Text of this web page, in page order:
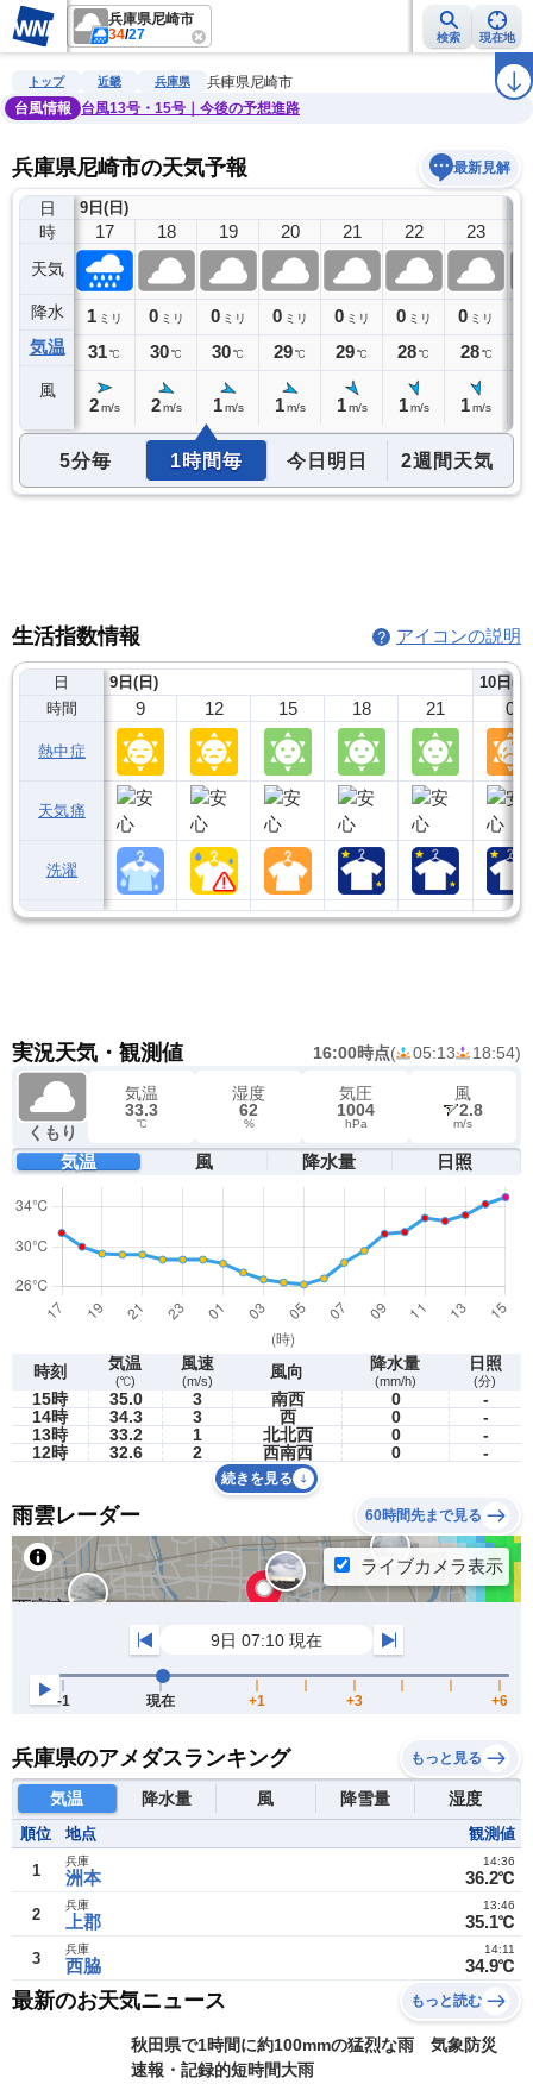
兵庫県尼崎市
34/27 検索 現在地
雨雲レーダー 台風情報 地震情報 ラ
トップ 近畿 兵庫県
兵庫県尼崎市
台風情報
台風13号・15号｜今後の予想進路
兵庫県尼崎市の天気予報 最新見解
日
時
天気
降水
気温
風
9日(日)
16
1ミリ
32℃
17
1 ミリ
31℃
2 m/s
18
0 ミリ
30℃
2 m/s
19
0 ミリ
30℃
1 m/s
20
0 ミリ
29℃
1 m/s
21
0 ミリ
29℃
1 m/s
22
0 ミリ
28℃
1 m/s
23
0 ミリ
28 ℃
1m/s
5分毎 1時間毎 今日明日 2週間天気
生活指数情報 アイコンの説明
日
時間
熱中症
天気痛
洗濯
9日(日)
9 12 15 18 21
10日(
0
実況天気・観測値 16:00時点( 05:13 18:54)
くもり
気温
33.3
℃
湿度
62
%
気圧
1004
hPa
風
2.8
m/s
気温 風 降水量 日照
時刻 気温
(℃)
風速
(m/s) 風向 降水量
(mm/h)
日照
(分)
15時 35.0 3 南西 0
-
14時
34.3 3 西 0
-
13時
33.2 1 北北西 0
-
12時
32.6 2 西南西 0 -
続きを見る
雨雲レーダー 60時間先まで見る
兵庫県のアメダスランキング もっと見る
気温 降水量 風 降雪量 湿度
順位 地点 観測値
1 洲本
兵庫
36.2℃
14:36
2 上郡
兵庫
35.1℃
13:46
3 西脇
兵庫
34.9℃
14:11
最新のお天気ニュース もっと読む
秋田県で1時間に約100mmの猛烈な雨 気象防災
速報・記録的短時間大雨